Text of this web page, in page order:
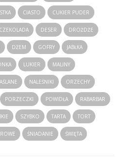
CIASTO CUKIER PUDER
CZEKOLADA DESER DROŻDŻE
DŻEM GOFRY JABŁKA
LUKIER MALINY
NALEŚNIKI ORZECHY
PORZECZKI POWIDŁA RABARBAR
SZYBKO TARTA TORT
ŚNIADANIE ŚWIĘTA